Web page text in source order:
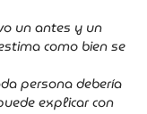
un antes y un
como bien se
persona debería
explicar con